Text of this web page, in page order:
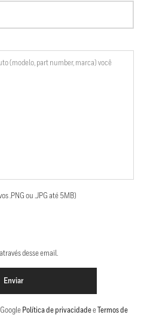
.PNG ou .JPG até 5MB)
desse email.
Enviar
Política de privacidadee Termos de